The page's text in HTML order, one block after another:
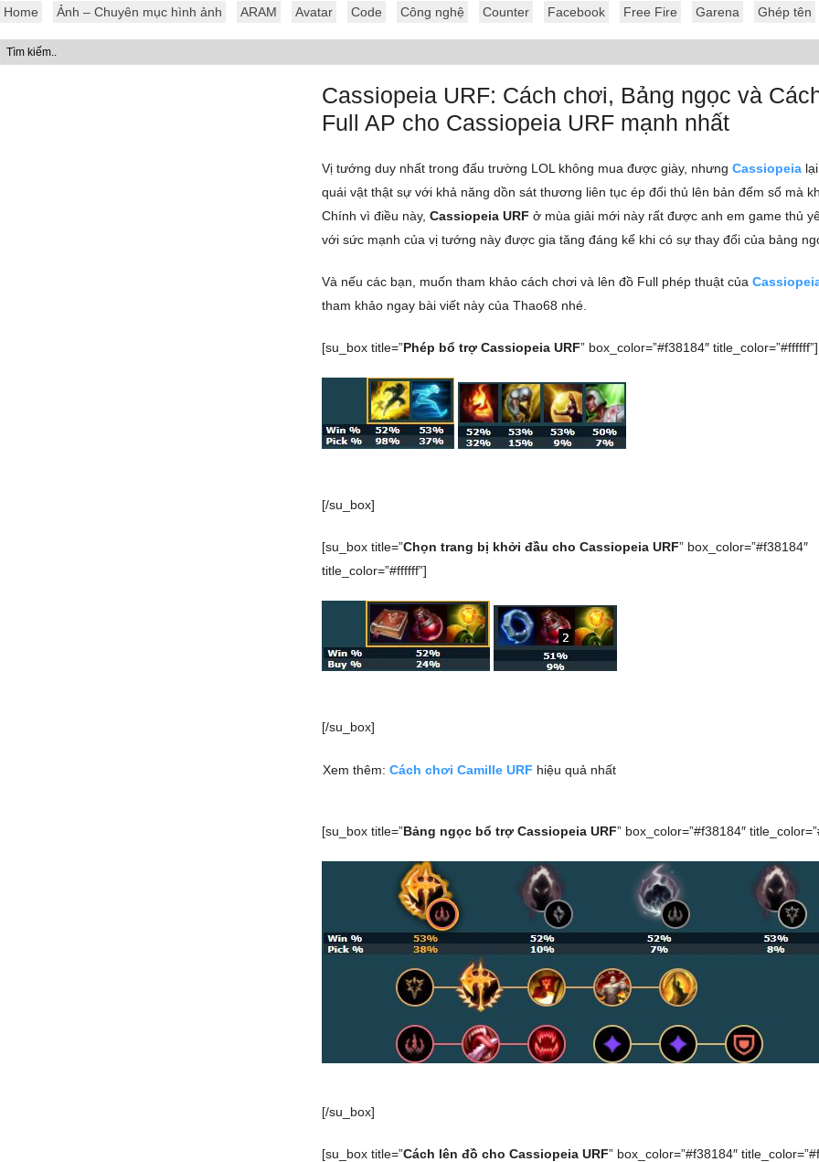
Home Ảnh – Chuyên mục hình ảnh ARAM Avatar Code Công nghệ Counter Facebook Free Fire Garena Ghép tên
Cassiopeia URF: Cách chơi, Bảng ngọc và
Full AP cho Cassiopeia URF mạnh nhất
Vị tướng duy nhất trong đấu trường LOL không mua được giày, nhưng Cassiopeia
quái vật thật sự với khả năng dồn sát thương liên tục ép đối thủ lên bản đếm số mà
Chính vì điều này, Cassiopeia URF ở mùa giải mới này rất được anh em game thủ
với sức mạnh của vị tướng này được gia tăng đáng kể khi có sự thay đổi của bảng
Và nếu các bạn, muốn tham khảo cách chơi và lên đồ Full phép thuật của
tham khảo ngay bài viết này của Thao68 nhé.
[su_box title=”Phép bổ trợ Cassiopeia URF” box_color=”#f38184″ title_color=”#ffffff”]
[/su_box]
[su_box title=”Chọn trang bị khởi đầu cho Cassiopeia URF” box_color=”#f38184″
title_color=”#ffffff”]
[/su_box]
Xem thêm: Cách chơi Camille URF hiệu quả nhất
[su_box title=”Bảng ngọc bổ trợ Cassiopeia URF” box_color=”#f38184″
[/su_box]
[su_box title=”Cách lên đồ cho Cassiopeia URF” box_color=”#f38184″